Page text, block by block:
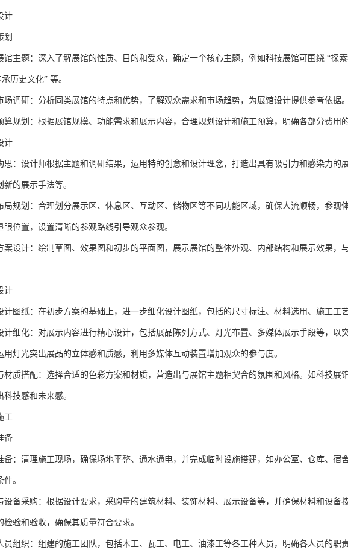
计
划
馆主题：深入了解展馆的性质、目的和受众，确定一个核心主题，例如科技展馆可围绕 “探
历史文化” 等。
场调研：分析同类展馆的特点和优势，了解观众需求和市场趋势，为展馆设计提供参考依据。
算规划：根据展馆规模、功能需求和展示内容，合理规划设计和施工预算，明确各部分费用的
计
思：设计师根据主题和调研结果，运用特的创意和设计理念，打造出具有吸引力和感染力的
新的展示手法等。
局规划：合理划分展示区、休息区、互动区、储物区等不同功能区域，确保人流顺畅，参观
眼位置，设置清晰的参观路线引导观众参观。
案设计：绘制草图、效果图和初步的平面图，展示展馆的整体外观、内部结构和展示效果，
计
计图纸：在初步方案的基础上，进一步细化设计图纸，包括的尺寸标注、材料选用、施工工
计细化：对展示内容进行精心设计，包括展品陈列方式、灯光布置、多媒体展示手段等，以
用灯光突出展品的立体感和质感，利用多媒体互动装置增加观众的参与度。
材质搭配：选择合适的色彩方案和材质，营造出与展馆主题相契合的氛围和风格。如科技展
科技感和未来感。
工
备
备：清理施工现场，确保场地平整、通水通电，并完成临时设施搭建，如办公室、仓库、宿
件。
设备采购：根据设计要求，采购量的建筑材料、装饰材料、展示设备等，并确保材料和设备
检验和验收，确保其质量符合要求。
员组织：组建的施工团队，包括木工、瓦工、电工、油漆工等各工种人员，明确各人员的职